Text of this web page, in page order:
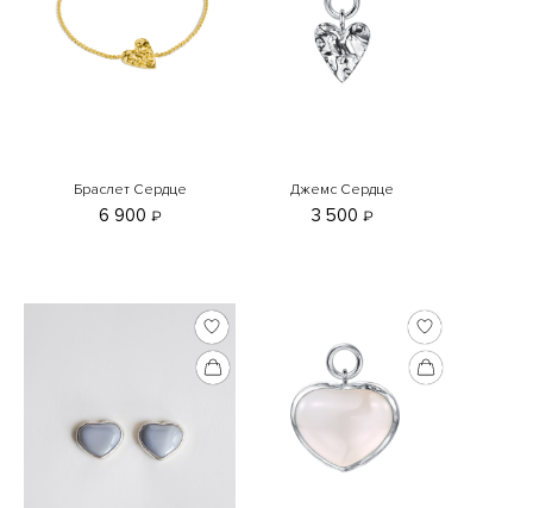
Браслет Сердце
6 900 ₽
Джемс Сердце
3 500 ₽